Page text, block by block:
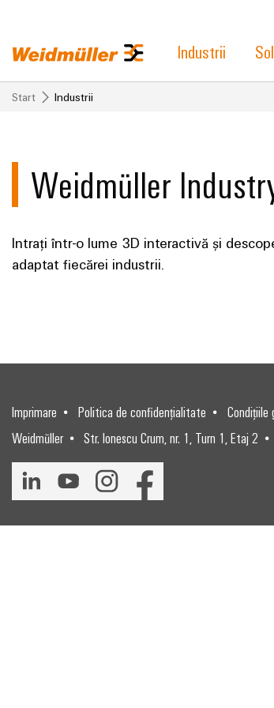
Industrii
Start Industrii
Weidmüller
Intrați într-o lume 3D interactivă și
adaptat fiecărei industrii.
Imprimare Politica de confidențialitate
Condițiile
Weidmüller
Str. Ionescu Crum, nr. 1, Turn 1, Etaj 2